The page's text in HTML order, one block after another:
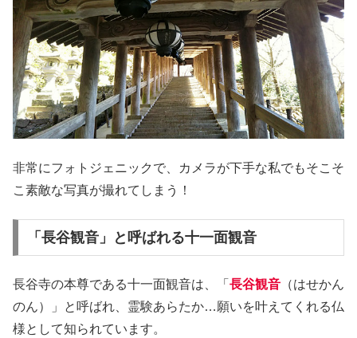
非常にフォトジェニックで、カメラが下手な私でもそこそ
こ素敵な写真が撮れてしまう！
「長谷観音」と呼ばれる十一面観音
長谷寺の本尊である十一面観音は、「 長谷観音 （はせかん
のん）」と呼ばれ、霊験あらたか…願いを叶えてくれる仏
様として知られています。